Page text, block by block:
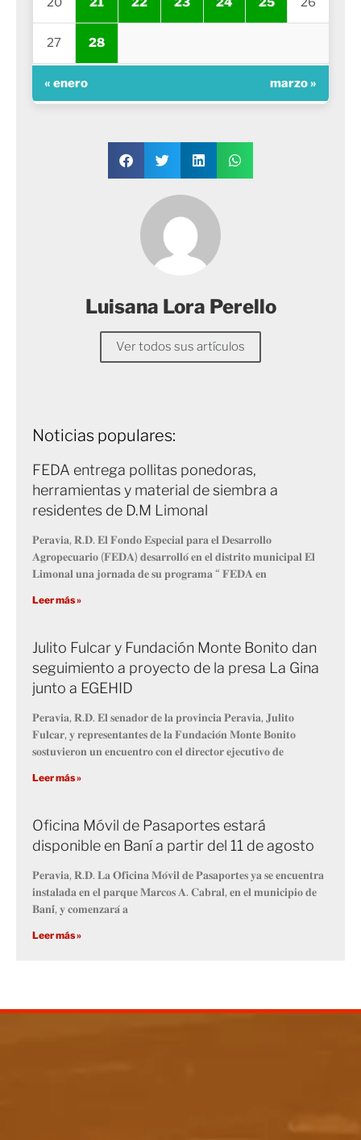
27 28
« enero marzo »
Luisana Lora Perello
Ver todos sus artículos
Noticias populares:
FEDA entrega pollitas ponedoras,
herramientas y material de siembra a
residentes de D.M Limonal
𝐏𝐞𝐫𝐚𝐯𝐢𝐚, 𝐑.𝐃. 𝐄𝐥 𝐅𝐨𝐧𝐝𝐨 𝐄𝐬𝐩𝐞𝐜𝐢𝐚𝐥 𝐩𝐚𝐫𝐚 𝐞𝐥 𝐃𝐞𝐬𝐚𝐫𝐫𝐨𝐥𝐥𝐨
𝐀𝐠𝐫𝐨𝐩𝐞𝐜𝐮𝐚𝐫𝐢𝐨 (𝐅𝐄𝐃𝐀) 𝐝𝐞𝐬𝐚𝐫𝐫𝐨𝐥𝐥𝐨́ 𝐞𝐧 𝐞𝐥 𝐝𝐢𝐬𝐭𝐫𝐢𝐭𝐨 𝐦𝐮𝐧𝐢𝐜𝐢𝐩𝐚𝐥 𝐄𝐥
𝐋𝐢𝐦𝐨𝐧𝐚𝐥 𝐮𝐧𝐚 𝐣𝐨𝐫𝐧𝐚𝐝𝐚 𝐝𝐞 𝐬𝐮 𝐩𝐫𝐨𝐠𝐫𝐚𝐦𝐚 “ 𝐅𝐄𝐃𝐀 𝐞𝐧
Leer más »
Julito Fulcar y Fundación Monte Bonito dan
seguimiento a proyecto de la presa La Gina
junto a EGEHID
𝐏𝐞𝐫𝐚𝐯𝐢𝐚, 𝐑.𝐃. 𝐄𝐥 𝐬𝐞𝐧𝐚𝐝𝐨𝐫 𝐝𝐞 𝐥𝐚 𝐩𝐫𝐨𝐯𝐢𝐧𝐜𝐢𝐚 𝐏𝐞𝐫𝐚𝐯𝐢𝐚, 𝐉𝐮𝐥𝐢𝐭𝐨
𝐅𝐮𝐥𝐜𝐚𝐫, 𝐲 𝐫𝐞𝐩𝐫𝐞𝐬𝐞𝐧𝐭𝐚𝐧𝐭𝐞𝐬 𝐝𝐞 𝐥𝐚 𝐅𝐮𝐧𝐝𝐚𝐜𝐢𝐨́𝐧 𝐌𝐨𝐧𝐭𝐞 𝐁𝐨𝐧𝐢𝐭𝐨
𝐬𝐨𝐬𝐭𝐮𝐯𝐢𝐞𝐫𝐨𝐧 𝐮𝐧 𝐞𝐧𝐜𝐮𝐞𝐧𝐭𝐫𝐨 𝐜𝐨𝐧 𝐞𝐥 𝐝𝐢𝐫𝐞𝐜𝐭𝐨𝐫 𝐞𝐣𝐞𝐜𝐮𝐭𝐢𝐯𝐨 𝐝𝐞
Leer más »
Oficina Móvil de Pasaportes estará
disponible en Baní a partir del 11 de agosto
𝐏𝐞𝐫𝐚𝐯𝐢𝐚, 𝐑.𝐃. 𝐋𝐚 𝐎𝐟𝐢𝐜𝐢𝐧𝐚 𝐌𝐨́𝐯𝐢𝐥 𝐝𝐞 𝐏𝐚𝐬𝐚𝐩𝐨𝐫𝐭𝐞𝐬 𝐲𝐚 𝐬𝐞 𝐞𝐧𝐜𝐮𝐞𝐧𝐭𝐫𝐚
𝐢𝐧𝐬𝐭𝐚𝐥𝐚𝐝𝐚 𝐞𝐧 𝐞𝐥 𝐩𝐚𝐫𝐪𝐮𝐞 𝐌𝐚𝐫𝐜𝐨𝐬 𝐀. 𝐂𝐚𝐛𝐫𝐚𝐥, 𝐞𝐧 𝐞𝐥 𝐦𝐮𝐧𝐢𝐜𝐢𝐩𝐢𝐨 𝐝𝐞
𝐁𝐚𝐧𝐢́, 𝐲 𝐜𝐨𝐦𝐞𝐧𝐳𝐚𝐫𝐚́ 𝐚
Leer más »